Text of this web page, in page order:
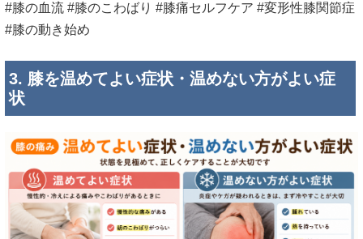
#膝の血流 #膝のこわばり #膝痛セルフケア #変形性膝関節症
#膝の動き始め
3. 膝を温めてよい症状・温めない方がよい症
状